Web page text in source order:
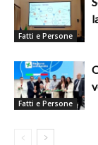
Fatti e Persone
Fatti e Persone